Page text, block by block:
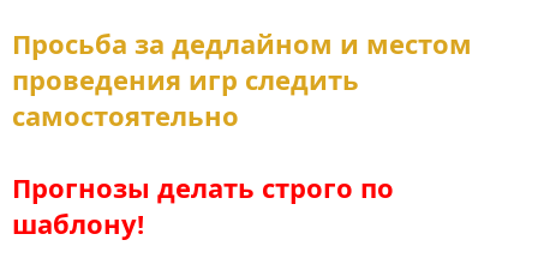
Просьба за дедлайном и местом
проведения игр следить
самостоятельно
Прогнозы делать строго по
шаблону!